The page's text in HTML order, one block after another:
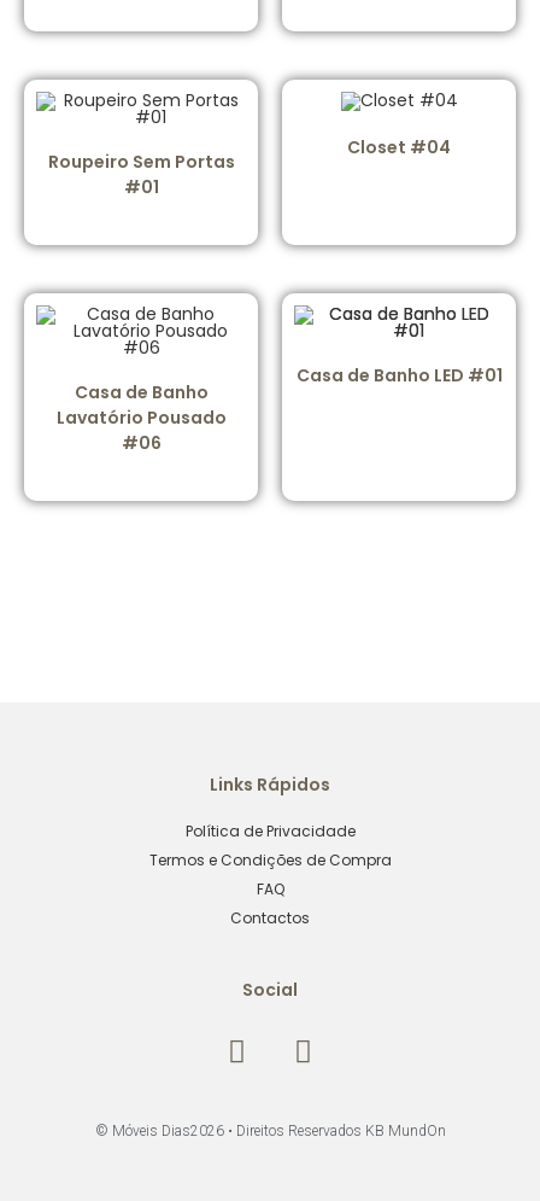
Roupeiro Sem Portas
#01
Closet #04
Casa de Banho
Lavatório Pousado
#06
Casa de Banho LED #01
Links Rápidos
Política de Privacidade
Termos e Condições de Compra
FAQ
Contactos
Social
© Móveis Dias2026 • Direitos Reservados KB MundOn